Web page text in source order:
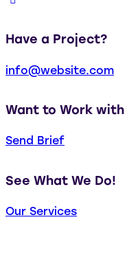
Have a Project?
info@website.com
Want to Work with
Send Brief
See What We Do!
Our Services